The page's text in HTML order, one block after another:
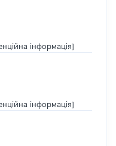
інформація]
інформація]